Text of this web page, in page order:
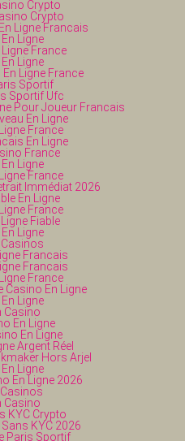
Crypto
Crypto
Ligne Francais
Ligne
France
Ligne
Ligne France
Sportif
Sportif Ufc
Pour Joueur Francais
En Ligne
France
En Ligne
France
Ligne
France
Immédiat 2026
En Ligne
France
Fiable
Ligne
Francais
Francais
France
Casino En Ligne
Ligne
Casino
En Ligne
En Ligne
Argent Réel
Hors Arjel
Ligne
En Ligne 2026
Casino
KYC Crypto
KYC 2026
Paris Sportif